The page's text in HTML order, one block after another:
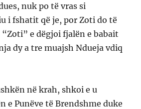
nuk po të vras si
i fshatit që je, por Zoti do të
e dëgjoi fjalën e babait
dy a tre muajsh Ndueja vdiq
në krah, shkoi e u
e Punëve të Brendshme duke